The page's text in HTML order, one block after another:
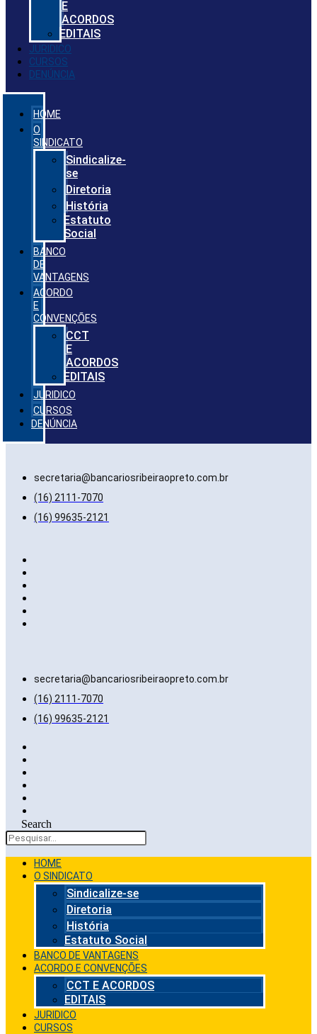
E
ACORDOS
EDITAIS
JURIDICO
CURSOS
DENÚNCIA
HOME
O
SINDICATO
Sindicalize-
se
Diretoria
História
Estatuto
Social
BANCO
DE
VANTAGENS
ACORDO
E
CONVENÇÕES
CCT
E
ACORDOS
EDITAIS
JURIDICO
CURSOS
DENÚNCIA
secretaria@bancariosribeiraopreto.com.br
(16) 2111-7070
(16) 99635-2121
secretaria@bancariosribeiraopreto.com.br
(16) 2111-7070
(16) 99635-2121
Search
HOME
O SINDICATO
Sindicalize-se
Diretoria
História
Estatuto Social
BANCO DE VANTAGENS
ACORDO E CONVENÇÕES
CCT E ACORDOS
EDITAIS
JURIDICO
CURSOS